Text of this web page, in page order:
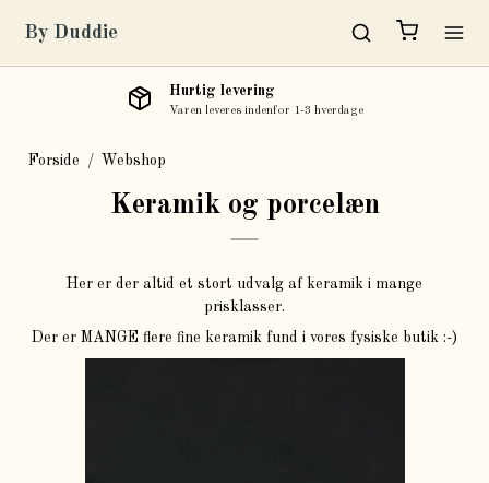
By Duddie
Hurtig levering
Varen leveres indenfor 1-3 hverdage
Forside / Webshop
Keramik og porcelæn
Her er der altid et stort udvalg af keramik i mange
prisklasser.
Der er MANGE flere fine keramik fund i vores fysiske butik :-)